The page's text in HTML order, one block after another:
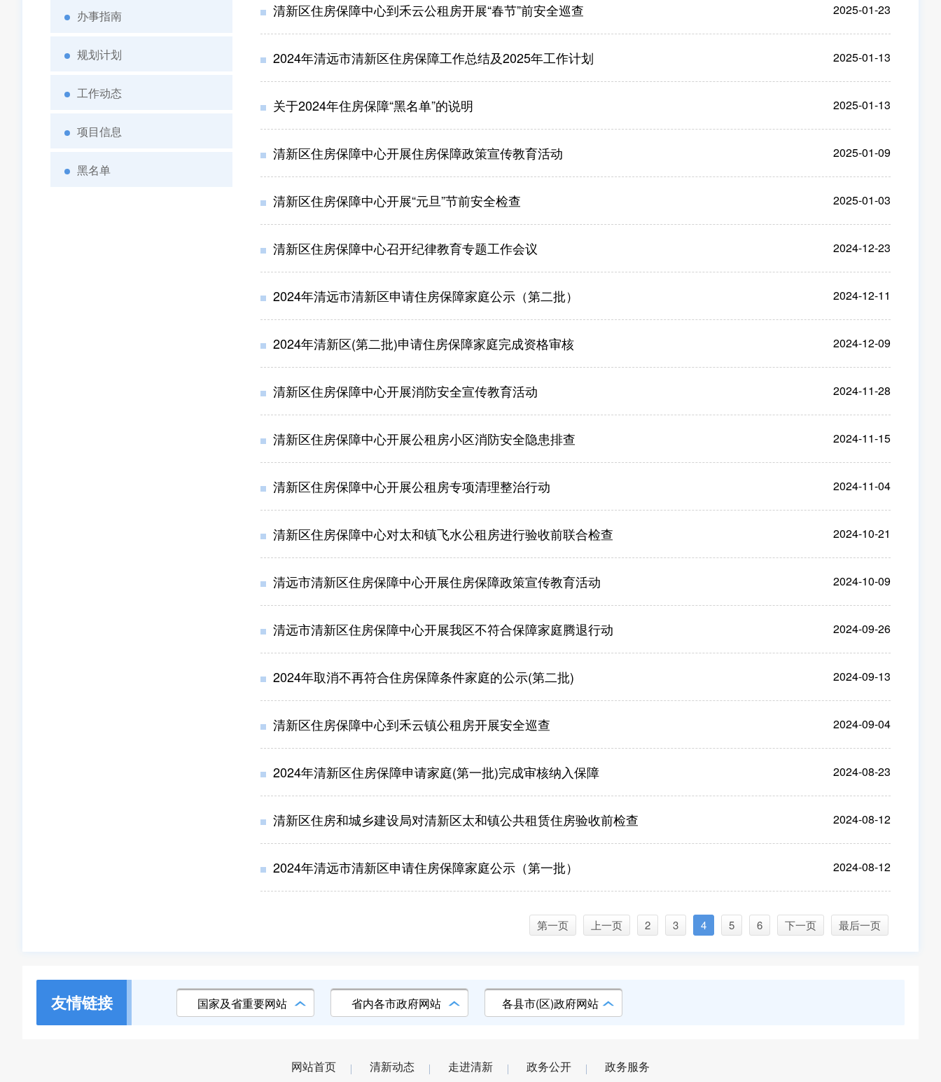
办事指南
规划计划
工作动态
项目信息
黑名单
清新区住房保障中心到禾云公租房开展“春节”前安全巡查 2025-01-23
2024年清远市清新区住房保障工作总结及2025年工作计划 2025-01-13
关于2024年住房保障“黑名单”的说明 2025-01-13
清新区住房保障中心开展住房保障政策宣传教育活动 2025-01-09
清新区住房保障中心开展“元旦”节前安全检查 2025-01-03
清新区住房保障中心召开纪律教育专题工作会议 2024-12-23
2024年清远市清新区申请住房保障家庭公示（第二批） 2024-12-11
2024年清新区(第二批)申请住房保障家庭完成资格审核 2024-12-09
清新区住房保障中心开展消防安全宣传教育活动 2024-11-28
清新区住房保障中心开展公租房小区消防安全隐患排查 2024-11-15
清新区住房保障中心开展公租房专项清理整治行动 2024-11-04
清新区住房保障中心对太和镇飞水公租房进行验收前联合检查 2024-10-21
清远市清新区住房保障中心开展住房保障政策宣传教育活动 2024-10-09
清远市清新区住房保障中心开展我区不符合保障家庭腾退行动 2024-09-26
2024年取消不再符合住房保障条件家庭的公示(第二批) 2024-09-13
清新区住房保障中心到禾云镇公租房开展安全巡查 2024-09-04
2024年清新区住房保障申请家庭(第一批)完成审核纳入保障 2024-08-23
清新区住房和城乡建设局对清新区太和镇公共租赁住房验收前检查 2024-08-12
2024年清远市清新区申请住房保障家庭公示（第一批） 2024-08-12
第一页 上一页 2 3 4 5 6 下一页 最后一页
友情链接 国家及省重要网站 省内各市政府网站 各县市(区)政府网站
网站首页 清新动态 走进清新 政务公开 政务服务